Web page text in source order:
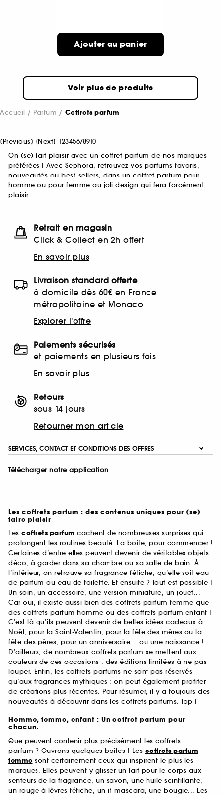
Ajouter au panier
Voir plus de produits
Accueil Parfum Coffrets parfum
[Previous] [Next] 12345678910
On (se) fait plaisir avec un coffret parfum de nos marques
préférées ! Avec Sephora, retrouvez vos parfums favoris,
nouveautés ou best-sellers, dans un coffret parfum pour
homme ou pour femme au joli design qui fera forcément
plaisir.
Retrait en magasin
Click & Collect en 2h offert
En savoir plus
Livraison standard offerte
à domicile dès 60€ en France
métropolitaine et Monaco
Explorer l'offre
Paiements sécurisés
et paiements en plusieurs fois
En savoir plus
Retours
sous 14 jours
Retourner mon article
SERVICES, CONTACT ET CONDITIONS DES OFFRES
Télécharger notre application
Les coffrets parfum : des contenus uniques pour (se)
faire plaisir
Les coffrets parfum cachent de nombreuses surprises qui
prolongent les routines beauté. La boîte, pour commencer !
Certaines d’entre elles peuvent devenir de véritables objets
déco, à garder dans sa chambre ou sa salle de bain. À
l’intérieur, on retrouve sa fragrance fétiche, qu’elle soit eau
de parfum ou eau de toilette. Et ensuite ? Tout est possible !
Un soin, un accessoire, une version miniature, un jouet...
Car oui, il existe aussi bien des coffrets parfum femme que
des coffrets parfum homme ou des coffrets parfum enfant !
C’est là qu’ils peuvent devenir de belles idées cadeaux à
Noël, pour la Saint-Valentin, pour la fête des mères ou la
fête des pères, pour un anniversaire... ou une naissance !
D’ailleurs, de nombreux coffrets parfum se mettent aux
couleurs de ces occasions : des éditions limitées à ne pas
louper. Enfin, les coffrets parfums ne sont pas réservés
qu’aux fragrances mythiques : on peut également profiter
de créations plus récentes. Pour résumer, il y a toujours des
nouveautés à découvrir dans les coffrets parfums. Top !
Homme, femme, enfant : Un coffret parfum pour
chacun.
Que peuvent contenir plus précisément les coffrets
parfum ? Ouvrons quelques boîtes ! Les coffrets parfum
femme sont certainement ceux qui inspirent le plus les
marques. Elles peuvent y glisser un lait pour le corps aux
senteurs de la fragrance, un savon, une huile scintillante,
un rouge à lèvres fétiche, un it-mascara, une bougie... Les